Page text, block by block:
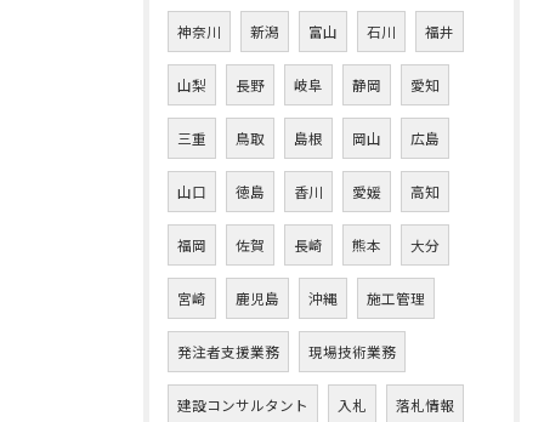
神奈川 新潟 富山 石川 福井
山梨 長野 岐阜 静岡 愛知
三重 鳥取 島根 岡山 広島
山口 徳島 香川 愛媛 高知
福岡 佐賀 長崎 熊本 大分
宮崎 鹿児島 沖縄 施工管理
発注者支援業務 現場技術業務
建設コンサルタント 入札 落札情報